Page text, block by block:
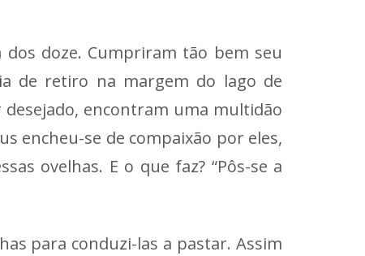
doze. Cumpriram tão bem seu
de retiro na margem do lago de
encontram uma multidão
encheu-se de compaixão por eles,
ovelhas. E o que faz? “Pôs-se a
para conduzi-las a pastar. Assim